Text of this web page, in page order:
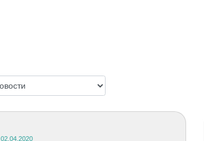
02.04.2020